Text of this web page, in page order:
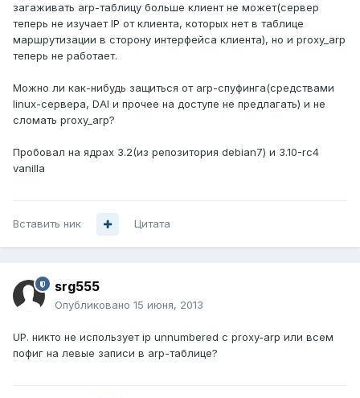
загаживать arp-таблицу больше клиент не может(сервер
теперь не изучает IP от клиента, которых нет в таблице
маршрутизации в сторону интерфейса клиента), но и proxy_arp
теперь не работает.
Можно ли как-нибудь защиться от arp-спуфинга(средствами
linux-сервера, DAI и прочее на доступе не предлагать) и не
сломать proxy_arp?
Пробовал на ядрах 3.2(из репозитория debian7) и 3.10-rc4
vanilla
Вставить ник Цитата
srg555
Опубликовано 15 июня, 2013
UP. никто не использует ip unnumbered с proxy-arp или всем
пофиг на левые записи в arp-таблице?